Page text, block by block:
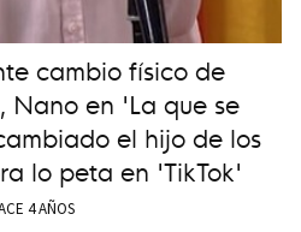
cambio físico de
Nano en 'La que se
el hijo de los
lo peta en 'TikTok'
4 AÑOS